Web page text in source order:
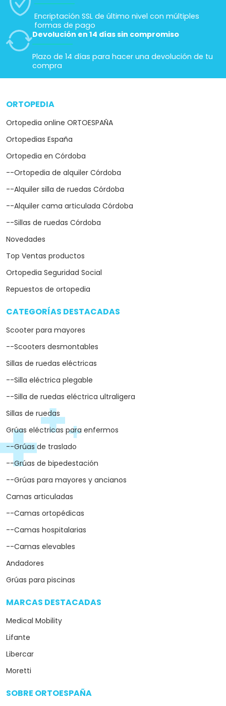
Encriptación SSL de último nivel con múltiples
formas de pago
Devolución en 14 días sin compromiso
Plazo de 14 días para hacer una devolución de tu
compra
ORTOPEDIA
Ortopedia online ORTOESPAÑA
Ortopedias España
Ortopedia en Córdoba
--Ortopedia de alquiler Córdoba
--Alquiler silla de ruedas Córdoba
--Alquiler cama articulada Córdoba
--Sillas de ruedas Córdoba
Novedades
Top Ventas productos
Ortopedia Seguridad Social
Repuestos de ortopedia
CATEGORÍAS DESTACADAS
Scooter para mayores
--Scooters desmontables
Sillas de ruedas eléctricas
--Silla eléctrica plegable
--Silla de ruedas eléctrica ultraligera
Sillas de ruedas
Grúas eléctricas para enfermos
--Grúas de traslado
--Grúas de bipedestación
--Grúas para mayores y ancianos
Camas articuladas
--Camas ortopédicas
--Camas hospitalarias
--Camas elevables
Andadores
Grúas para piscinas
MARCAS DESTACADAS
Medical Mobility
Lifante
Libercar
Moretti
SOBRE ORTOESPAÑA